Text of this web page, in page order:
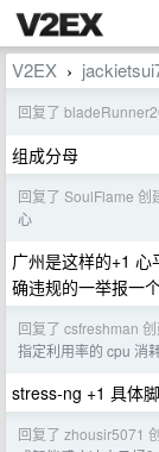
V2EX ›
回复了
组成分母
回复了 SoulFlame 创
心
广州是这样的+1
确违规的一举报一
回复了 csfreshman
指定利用率的 cpu 消
stress-ng +1 具体
回复了 zhousir5071